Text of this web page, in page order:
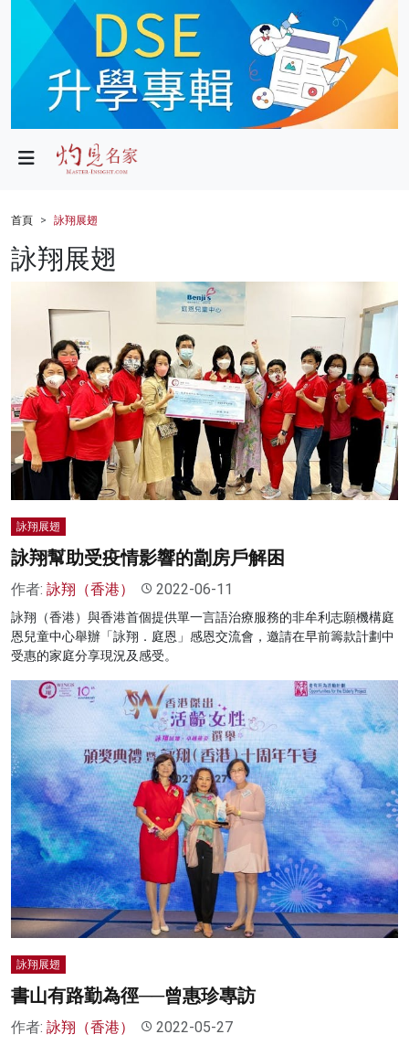
政局
財經
生活
健康
商業
科技
影片
名家榜
灼見活動
首頁 詠翔展翅
詠翔展翅
詠翔展翅
詠翔幫助受疫情影響的劏房戶解困
作者: 詠翔（香港） 2022-06-11
詠翔（香港）與香港首個提供單一言語治療服務的非牟利志願機構庭
恩兒童中心舉辦「詠翔．庭恩」感恩交流會，邀請在早前籌款計劃中
受惠的家庭分享現況及感受。
詠翔展翅
書山有路勤為徑──曾惠珍專訪
作者: 詠翔（香港） 2022-05-27